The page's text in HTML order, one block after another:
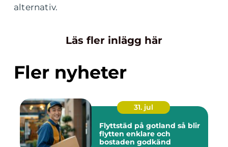
alternativ.
Läs fler inlägg här
Fler nyheter
31. jul
Flyttstäd på gotland så blir
flytten enklare och
bostaden godkänd